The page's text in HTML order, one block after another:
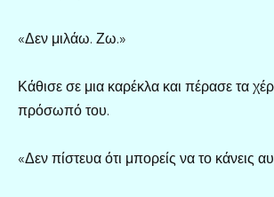
«Δεν μιλάω. Ζω.»
Κάθισε σε μια καρέκλα και πέρασε τα
πρόσωπό του.
«Δεν πίστευα ότι μπορείς να το κάνεις